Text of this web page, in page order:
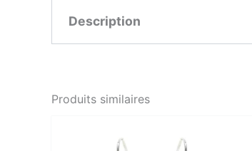
Description
Légères et confortables, elles
conjugue modernité et
Produits similaires